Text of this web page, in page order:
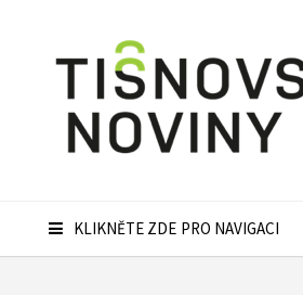
KLIKNĚTE ZDE PRO NAVIGACI